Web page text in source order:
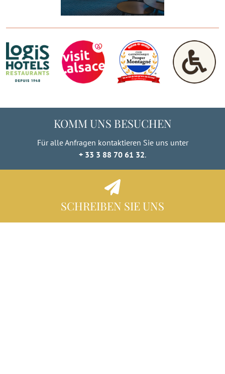
KOMM UNS BESUCHEN
Für alle Anfragen kontaktieren Sie uns unter
+ 33 3 88 70 61 32.
SCHREIBEN SIE UNS